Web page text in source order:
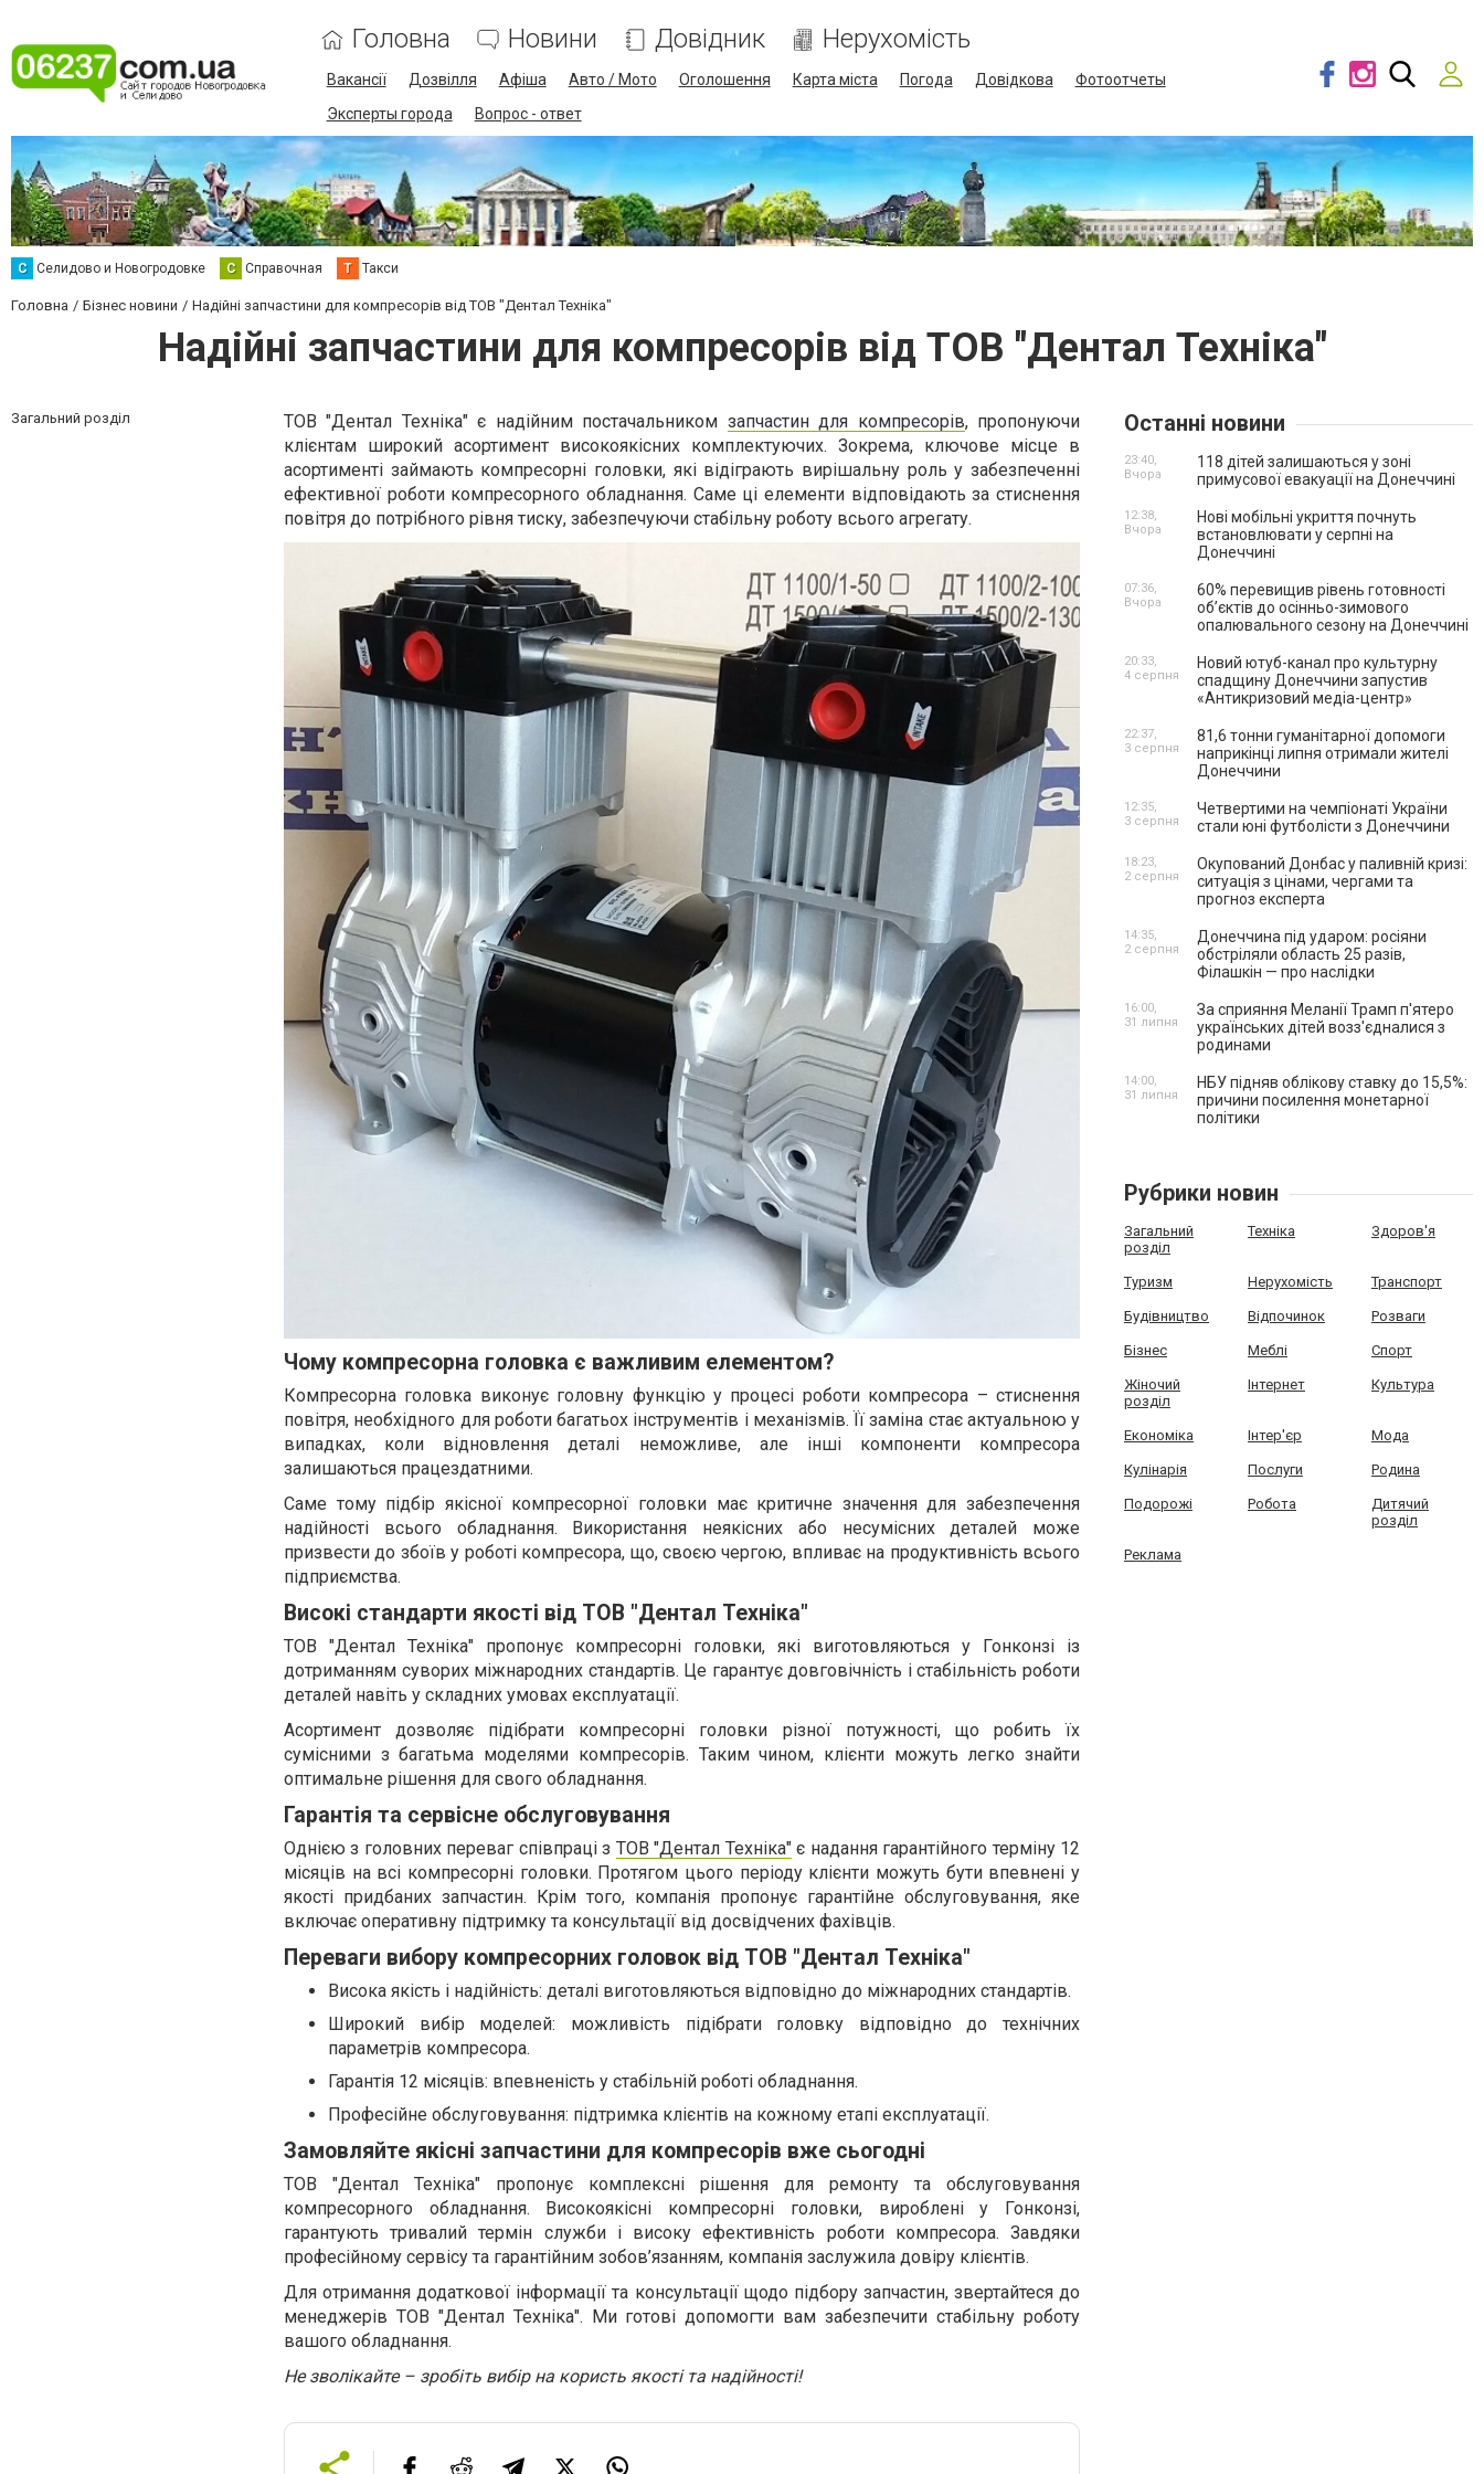
Головна Новини Довідник Нерухомість
Вакансії Дозвілля Афіша Авто / Мото Оголошення Карта міста Погода Довідкова
Фотоотчеты
Эксперты города
Вопрос - ответ
С Селидово и Новогродовке С Справочная Т Такси
Головна Бізнес новини Надійні запчастини для компресорів від ТОВ "Дентал Техніка"
Надійні запчастини для компресорів від ТОВ "Дентал Техніка"
Загальний розділ ТОВ "Дентал Техніка" є надійним постачальником запчастин для компресорів, пропонуючи
клієнтам широкий асортимент високоякісних комплектуючих. Зокрема, ключове місце в
асортименті займають компресорні головки, які відіграють вирішальну роль у забезпеченні
ефективної роботи компресорного обладнання. Саме ці елементи відповідають за стиснення
повітря до потрібного рівня тиску, забезпечуючи стабільну роботу всього агрегату.
Чому компресорна головка є важливим елементом?
Компресорна головка виконує головну функцію у процесі роботи компресора – стиснення
повітря, необхідного для роботи багатьох інструментів і механізмів. Її заміна стає актуальною у
випадках, коли відновлення деталі неможливе, але інші компоненти компресора
залишаються працездатними.
Саме тому підбір якісної компресорної головки має критичне значення для забезпечення
надійності всього обладнання. Використання неякісних або несумісних деталей може
призвести до збоїв у роботі компресора, що, своєю чергою, впливає на продуктивність всього
підприємства.
Високі стандарти якості від ТОВ "Дентал Техніка"
ТОВ "Дентал Техніка" пропонує компресорні головки, які виготовляються у Гонконзі із
дотриманням суворих міжнародних стандартів. Це гарантує довговічність і стабільність роботи
деталей навіть у складних умовах експлуатації.
Асортимент дозволяє підібрати компресорні головки різної потужності, що робить їх
сумісними з багатьма моделями компресорів. Таким чином, клієнти можуть легко знайти
оптимальне рішення для свого обладнання.
Гарантія та сервісне обслуговування
Однією з головних переваг співпраці з ТОВ "Дентал Техніка"є надання гарантійного терміну 12
місяців на всі компресорні головки. Протягом цього періоду клієнти можуть бути впевнені у
якості придбаних запчастин. Крім того, компанія пропонує гарантійне обслуговування, яке
включає оперативну підтримку та консультації від досвідчених фахівців.
Переваги вибору компресорних головок від ТОВ "Дентал Техніка"
Висока якість і надійність: деталі виготовляються відповідно до міжнародних стандартів.
Широкий вибір моделей: можливість підібрати головку відповідно до технічних
параметрів компресора.
Гарантія 12 місяців: впевненість у стабільній роботі обладнання.
Професійне обслуговування: підтримка клієнтів на кожному етапі експлуатації.
Замовляйте якісні запчастини для компресорів вже сьогодні
ТОВ "Дентал Техніка" пропонує комплексні рішення для ремонту та обслуговування
компресорного обладнання. Високоякісні компресорні головки, вироблені у Гонконзі,
гарантують тривалий термін служби і високу ефективність роботи компресора. Завдяки
професійному сервісу та гарантійним зобов’язанням, компанія заслужила довіру клієнтів.
Для отримання додаткової інформації та консультації щодо підбору запчастин, звертайтеся до
менеджерів ТОВ "Дентал Техніка". Ми готові допомогти вам забезпечити стабільну роботу
вашого обладнання.
Не зволікайте – зробіть вибір на користь якості та надійності!
Останні новини
118 дітей залишаються у зоні
примусової евакуації на Донеччині
23:40,
Вчора
Нові мобільні укриття почнуть
встановлювати у серпні на
Донеччині
12:38,
Вчора
60% перевищив рівень готовності
об’єктів до осінньо-зимового
опалювального сезону на Донеччині
07:36,
Вчора
Новий ютуб-канал про культурну
спадщину Донеччини запустив
«Антикризовий медіа-центр»
20:33,
4 серпня
81,6 тонни гуманітарної допомоги
наприкінці липня отримали жителі
Донеччини
22:37,
3 серпня
Четвертими на чемпіонаті України
стали юні футболісти з Донеччини
12:35,
3 серпня
Окупований Донбас у паливній кризі:
ситуація з цінами, чергами та
прогноз експерта
18:23,
2 серпня
Донеччина під ударом: росіяни
обстріляли область 25 разів,
Філашкін — про наслідки
14:35,
2 серпня
За сприяння Меланії Трамп п'ятеро
українських дітей возз'єдналися з
родинами
16:00,
31 липня
НБУ підняв облікову ставку до 15,5%:
причини посилення монетарної
політики
14:00,
31 липня
Рубрики новин
Загальний
розділ
Техніка Здоров'я
Туризм Нерухомість Транспорт
Будівництво Відпочинок Розваги
Бізнес Меблі Спорт
Жіночий
розділ
Інтернет Культура
Економіка Інтер'єр Мода
Кулінарія Послуги Родина
Подорожі Робота
Дитячий
розділ
Реклама